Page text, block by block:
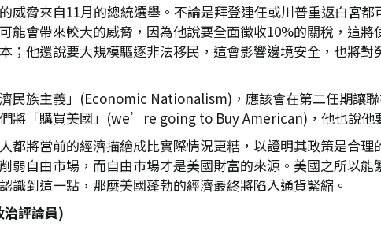
威脅來自11月的總統選舉。不論是拜登連任或川普重返白宮
能會帶來較大的威脅，因為他說要全面徵收10%的關稅，這
；他還說要大規模驅逐非法移民，這會影響邊境安全，也將
民族主義」(Economic Nationalism)，應該會在第二任期讓
將「購買美國」(we’re going to Buy American)，他也說他
都將當前的經濟描繪成比實際情況更糟，以證明其政策是合
弱自由市場，而自由市場才是美國財富的來源。美國之所以
識到這一點，那麼美國蓬勃的經濟最終將陷入通貨緊縮。
治評論員)